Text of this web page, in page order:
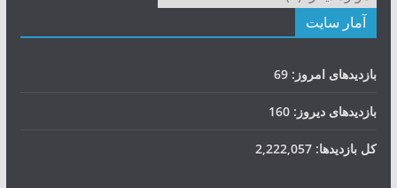
آمار سایت
بازدیدهای امروز: 69
بازدیدهای دیروز: 160
کل بازدیدها: 2,222,057